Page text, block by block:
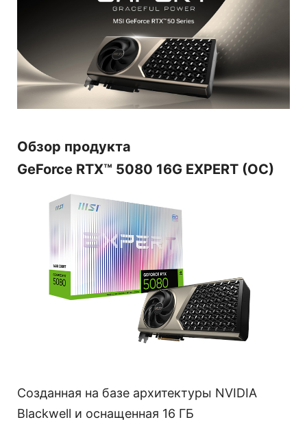
Обзор продукта
GeForce RTX™ 5080 16G EXPERT (OC)
Созданная на базе архитектуры NVIDIA
Blackwell и оснащенная 16 ГБ